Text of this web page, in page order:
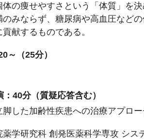
体の痩せやすさという「体質」を
みならず、糖尿病や高血圧など
献するものである。
～（25分）
40分（質疑応答含む）
した加齢性疾患への治療アプロー
学研究科 創発医薬科学専攻 シス